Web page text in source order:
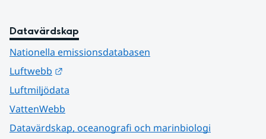
Datavärdskap
Nationella emissionsdatabasen
Luftwebb
Luftmiljödata
VattenWebb
Datavärdskap, oceanografi och marinbiologi